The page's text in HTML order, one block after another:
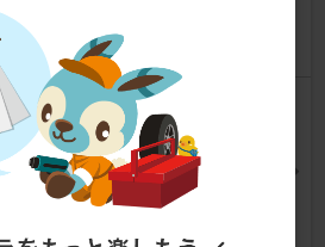
村 氏さん
16
0
SurLuster ループ パワーショッ
ト
シビックタイプR
けんちゃん@HOOB(やまけんタイプR)さ
345